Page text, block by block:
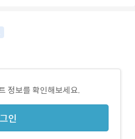
정보를 확인해보세요.
인